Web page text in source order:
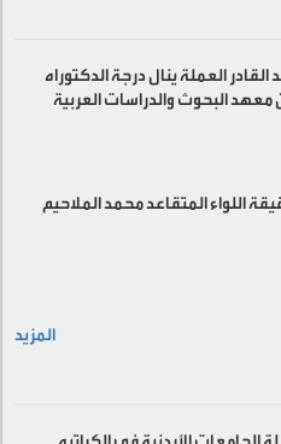
العملة ينال درجة الدكتوراه
البحوث والدراسات العربية
اللواء المتقاعد محمد الملاحيم
المزيد